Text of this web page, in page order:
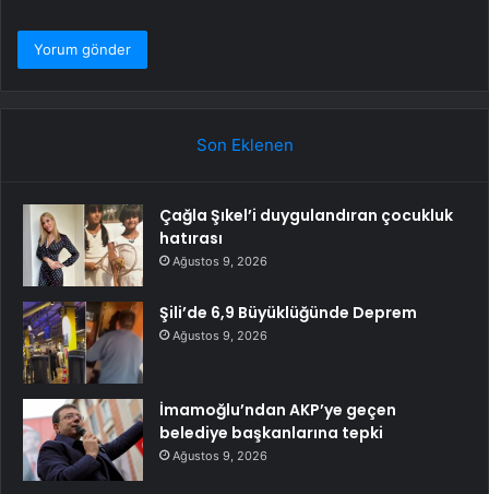
Son Eklenen
Çağla Şıkel’i duygulandıran çocukluk
hatırası
Ağustos 9, 2026
Şili’de 6,9 Büyüklüğünde Deprem
Ağustos 9, 2026
İmamoğlu’ndan AKP’ye geçen
belediye başkanlarına tepki
Ağustos 9, 2026